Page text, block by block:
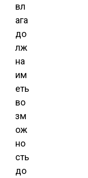
вл
ага
до
лж
на
им
еть
во
зм
ож
но
сть
до